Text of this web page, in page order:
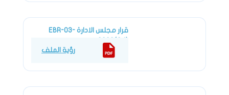
قرار مجلس الادارة EBR-03-
EBR-03-2022(04)
رؤية الملف